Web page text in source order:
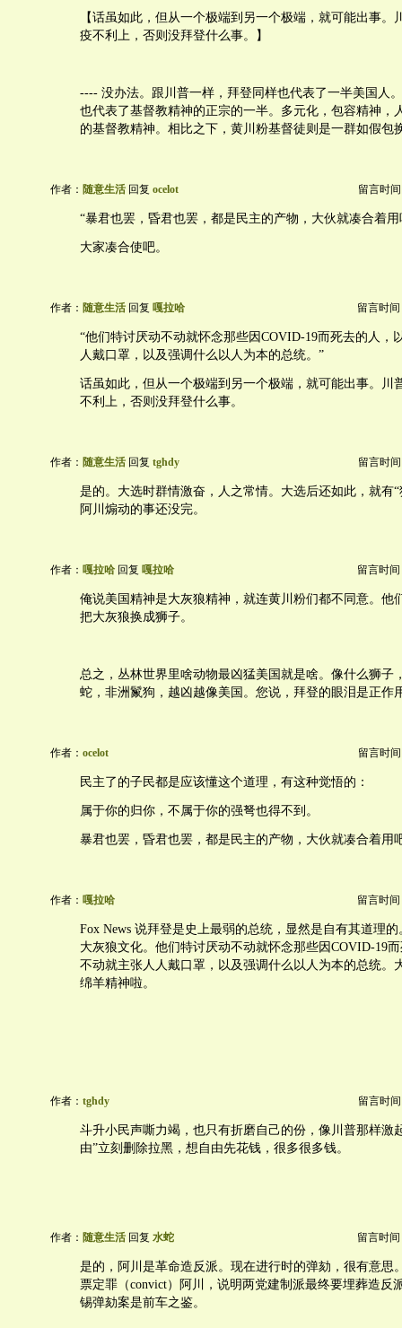
【话虽如此，但从一个极端到另一个极端，就可能出事。
疫不利上，否则没拜登什么事。】
---- 没办法。跟川普一样，拜登同样也代表了一半美国人
也代表了基督教精神的正宗的一半。多元化，包容精神，
的基督教精神。相比之下，黄川粉基督徒则是一群如假包
作者： 随意生活 回复 ocelot 留言时间
“暴君也罢，昏君也罢，都是民主的产物，大伙就凑合着用
大家凑合使吧。
作者： 随意生活 回复 嘎拉哈 留言时间
“他们特讨厌动不动就怀念那些因COVID-19而死去的人，
人戴口罩，以及强调什么以人为本的总统。”
话虽如此，但从一个极端到另一个极端，就可能出事。川
不利上，否则没拜登什么事。
作者： 随意生活 回复 tghdy 留言时间
是的。大选时群情激奋，人之常情。大选后还如此，就有
阿川煽动的事还没完。
作者： 嘎拉哈 回复 嘎拉哈 留言时间
俺说美国精神是大灰狼精神，就连黄川粉们都不同意。他
把大灰狼换成狮子。
总之，丛林世界里啥动物最凶猛美国就是啥。像什么狮子
蛇，非洲鬣狗，越凶越像美国。您说，拜登的眼泪是正作
作者： ocelot 留言时间
民主了的子民都是应该懂这个道理，有这种觉悟的：
属于你的归你，不属于你的强弩也得不到。
暴君也罢，昏君也罢，都是民主的产物，大伙就凑合着用
作者： 嘎拉哈 留言时间
Fox News 说拜登是史上最弱的总统，显然是自有其道理
大灰狼文化。他们特讨厌动不动就怀念那些因COVID-19
不动就主张人人戴口罩，以及强调什么以人为本的总统。
绵羊精神啦。
作者： tghdy 留言时间
斗升小民声嘶力竭，也只有折磨自己的份，像川普那样激
由”立刻删除拉黑，想自由先花钱，很多很多钱。
作者： 随意生活 回复 水蛇 留言时间
是的，阿川是革命造反派。现在进行时的弹劾，很有意思
票定罪（convict）阿川，说明两党建制派最终要埋葬造反
锡弹劾案是前车之鉴。